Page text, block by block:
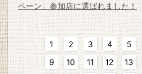
ペーン」参加店に選ばれました！
1 2 3 4 5
9
10 11 12 13